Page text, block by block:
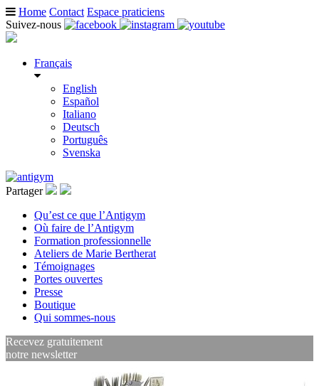
Home Contact Espace praticiens
Suivez-nous
Français
English
Español
Italiano
Deutsch
Português
Svenska
Partager
Qu’est ce que l’Antigym
Où faire de l’Antigym
Formation professionnelle
Ateliers de Marie Bertherat
Témoignages
Portes ouvertes
Presse
Boutique
Qui sommes-nous
Recevez gratuitement
notre newsletter